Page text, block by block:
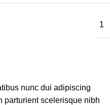
1
nunc dui adipiscing
parturient scelerisque nibh